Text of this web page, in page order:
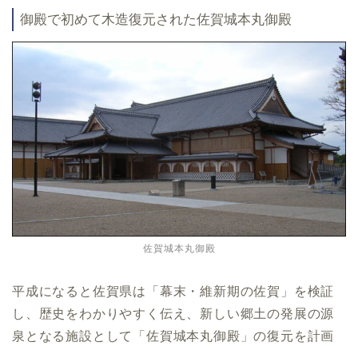
御殿で初めて木造復元された佐賀城本丸御殿
佐賀城本丸御殿
平成になると佐賀県は「幕末・維新期の佐賀」を検証
し、歴史をわかりやすく伝え、新しい郷土の発展の源
泉となる施設として「佐賀城本丸御殿」の復元を計画